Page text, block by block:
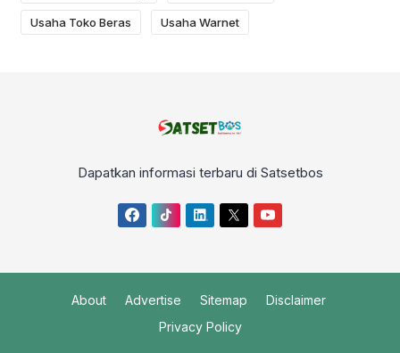
Usaha Toko Beras Usaha Warnet
Dapatkan informasi terbaru di Satsetbos
About Advertise Sitemap
Disclaimer
Privacy Policy